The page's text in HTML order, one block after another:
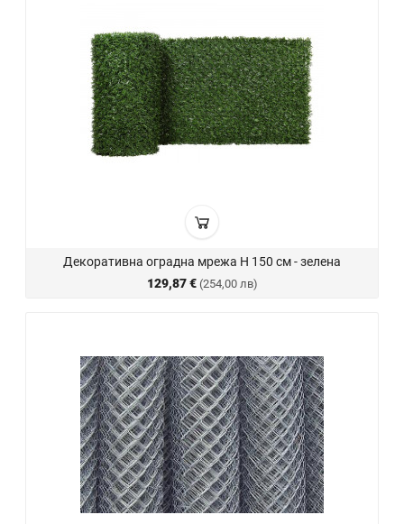
Декоративна оградна мрежа H 150 см - зелена
129,87 € (254,00 лв)